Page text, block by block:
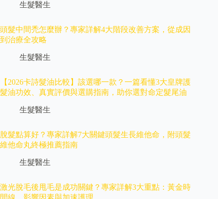
生髮醫生
頭髮中間禿怎麼辦？專家詳解4大階段改善方案，從成因
到治療全攻略
生髮醫生
【2026卡詩髮油比較】該選哪一款？一篇看懂3大皇牌護
髮油功效、真實評價與選購指南，助你選對命定髮尾油
生髮醫生
脫髮點算好？專家詳解7大關鍵頭髮生長維他命，附頭髮
維他命丸終極推薦指南
生髮醫生
激光脫毛後甩毛是成功關鍵？專家詳解3大重點：黃金時
間線、影響因素與加速護理